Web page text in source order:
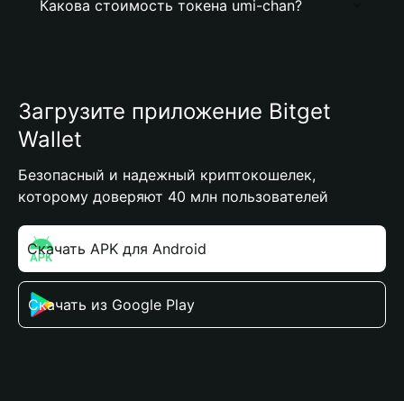
Какова стоимость токена umi-chan?
Загрузите приложение Bitget
Wallet
Безопасный и надежный криптокошелек,
которому доверяют 40 млн пользователей
Скачать APK для Android
Скачать из Google Play